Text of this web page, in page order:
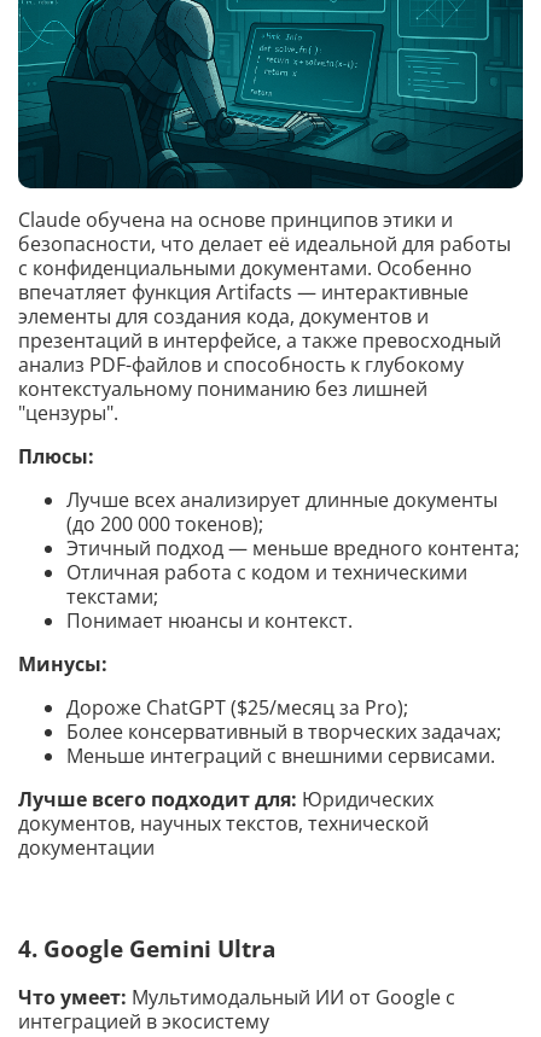
Claude обучена на основе принципов этики и
безопасности, что делает её идеальной для работы
с конфиденциальными документами. Особенно
впечатляет функция Artifacts — интерактивные
элементы для создания кода, документов и
презентаций в интерфейсе, а также превосходный
анализ PDF-файлов и способность к глубокому
контекстуальному пониманию без лишней
"цензуры".
Плюсы:
Лучше всех анализирует длинные документы
(до 200 000 токенов);
Этичный подход — меньше вредного контента;
Отличная работа с кодом и техническими
текстами;
Понимает нюансы и контекст.
Минусы:
Дороже ChatGPT ($25/месяц за Pro);
Более консервативный в творческих задачах;
Меньше интеграций с внешними сервисами.
Лучше всего подходит для: Юридических
документов, научных текстов, технической
документации
4. Google Gemini Ultra
Что умеет: Мультимодальный ИИ от Google с
интеграцией в экосистему